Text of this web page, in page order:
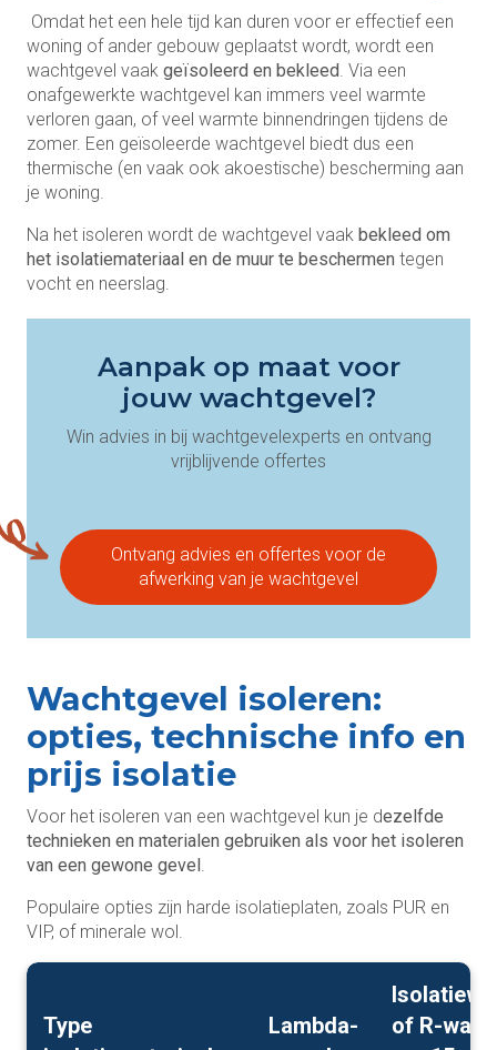
Omdat het een hele tijd kan duren voor er effectief een
woning of ander gebouw geplaatst wordt, wordt een
wachtgevel vaak geïsoleerd en bekleed. Via een
onafgewerkte wachtgevel kan immers veel warmte
verloren gaan, of veel warmte binnendringen tijdens de
zomer. Een geïsoleerde wachtgevel biedt dus een
thermische (en vaak ook akoestische) bescherming aan
je woning.
Na het isoleren wordt de wachtgevel vaak bekleed om
het isolatiemateriaal en de muur te beschermen tegen
vocht en neerslag.
Aanpak op maat voor
jouw wachtgevel?
Win advies in bij wachtgevelexperts en ontvang
vrijblijvende offertes
Ontvang advies en offertes voor de
afwerking van je wachtgevel
Wachtgevel isoleren:
opties, technische info en
prijs isolatie
Voor het isoleren van een wachtgevel kun je dezelfde
technieken en materialen gebruiken als voor het isoleren
van een gewone gevel.
Populaire opties zijn harde isolatieplaten, zoals PUR en
VIP, of minerale wol.
Type
Lambda-
of R-